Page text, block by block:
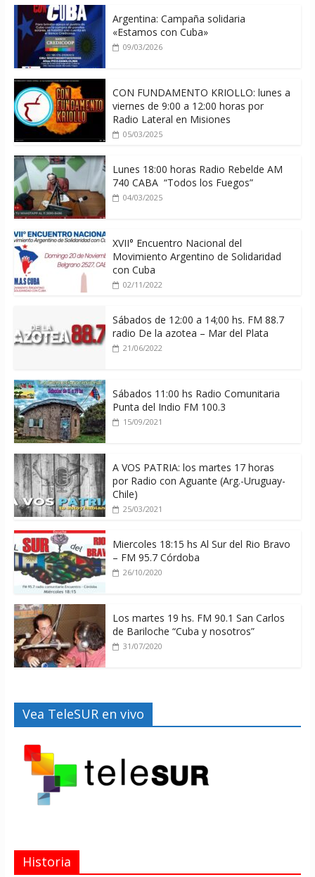
Argentina: Campaña solidaria
«Estamos con Cuba»
09/03/2026
CON FUNDAMENTO KRIOLLO: lunes a
viernes de 9:00 a 12:00 horas por
Radio Lateral en Misiones
05/03/2025
Lunes 18:00 horas Radio Rebelde AM
740 CABA “Todos los Fuegos”
04/03/2025
XVII° Encuentro Nacional del
Movimiento Argentino de Solidaridad
con Cuba
02/11/2022
Sábados de 12:00 a 14;00 hs. FM 88.7
radio De la azotea – Mar del Plata
21/06/2022
Sábados 11:00 hs Radio Comunitaria
Punta del Indio FM 100.3
15/09/2021
A VOS PATRIA: los martes 17 horas
por Radio con Aguante (Arg.-Uruguay-
Chile)
25/03/2021
Miercoles 18:15 hs Al Sur del Rio Bravo
– FM 95.7 Córdoba
26/10/2020
Los martes 19 hs. FM 90.1 San Carlos
de Bariloche “Cuba y nosotros”
31/07/2020
Vea TeleSUR en vivo
Historia